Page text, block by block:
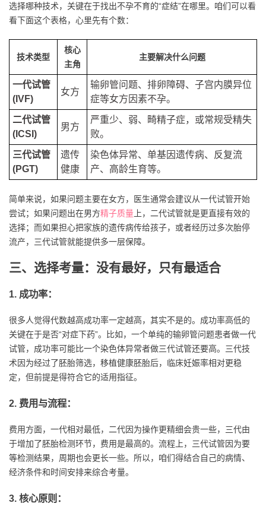
选择哪种技术，关键在于找出不孕不育的“症结”在哪里。咱们可以看
看下面这个表格，心里先有个数：
技术类型
核心
主角
主要解决什么问题
一代试管
(IVF)
女方
输卵管问题、排卵障碍、子宫内膜异位
症等女方因素不孕。
二代试管
(ICSI)
男方
严重少、弱、畸精子症，或常规受精失
败。
三代试管
(PGT)
遗传
健康
染色体异常、单基因遗传病、反复流
产、高龄生育等。
简单来说，如果问题主要在女方，医生通常会建议从一代试管开始
尝试；如果问题出在男方精子质量 上，二代试管就是更直接有效的
选择；而如果担心把家族的遗传病传给孩子，或者经历过多次胎停
流产，三代试管就能提供多一层保障。
三、选择考量：没有最好，只有最适合
1. 成功率：
很多人觉得代数越高成功率一定越高，其实不是的。成功率高低的
关键在于是否“对症下药”。比如，一个单纯的输卵管问题患者做一代
试管，成功率可能比一个染色体异常者做三代试管还要高。三代技
术因为经过了胚胎筛选，移植健康胚胎后，临床妊娠率相对更稳
定，但前提是得符合它的适用指征。
2. 费用与流程：
费用方面，一代相对最低，二代因为操作更精细会贵一些，三代由
于增加了胚胎检测环节，费用是最高的。流程上，三代试管因为要
等检测结果，周期也会更长一些。所以，咱们得结合自己的病情、
经济条件和时间安排来综合考量。
3. 核心原则：